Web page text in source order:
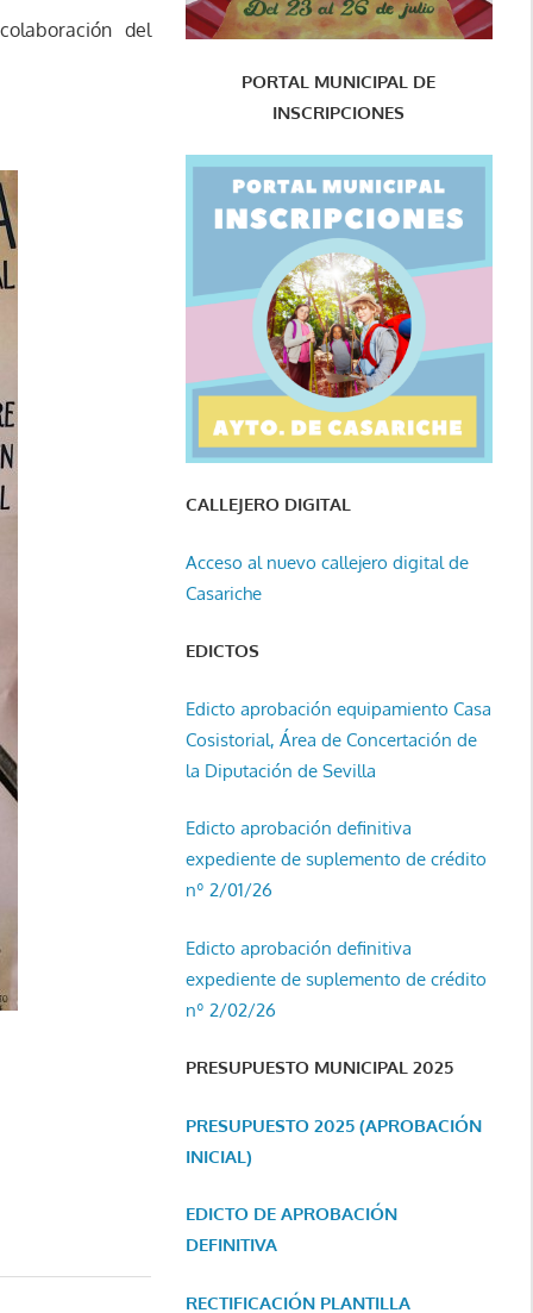
del
PORTAL MUNICIPAL DE
INSCRIPCIONES
CALLEJERO DIGITAL
Acceso al nuevo callejero digital de
Casariche
EDICTOS
Edicto aprobación equipamiento Casa
Cosistorial, Área de Concertación de
la Diputación de Sevilla
Edicto aprobación definitiva
expediente de suplemento de crédito
nº 2/01/26
Edicto aprobación definitiva
expediente de suplemento de crédito
nº 2/02/26
PRESUPUESTO MUNICIPAL 2025
PRESUPUESTO 2025 (APROBACIÓN
INICIAL)
EDICTO DE APROBACIÓN
DEFINITIVA
RECTIFICACIÓN PLANTILLA